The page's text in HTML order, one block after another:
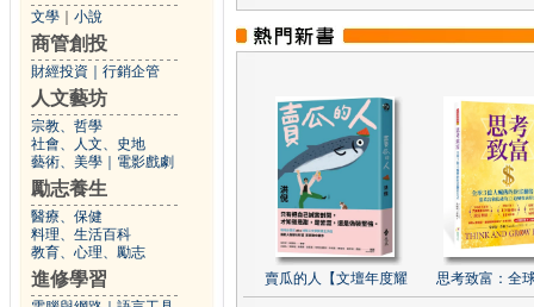
文學 小說
商管創投
財經投資 行銷企管
人文藝坊
宗教、哲學
社會、人文、史地
藝術、美學
電影戲劇
勵志養生
醫療、保健
料理、生活百科
教育、心理、勵志
進修學習 賣瓜的人【文壇年度耀 思考致富：全